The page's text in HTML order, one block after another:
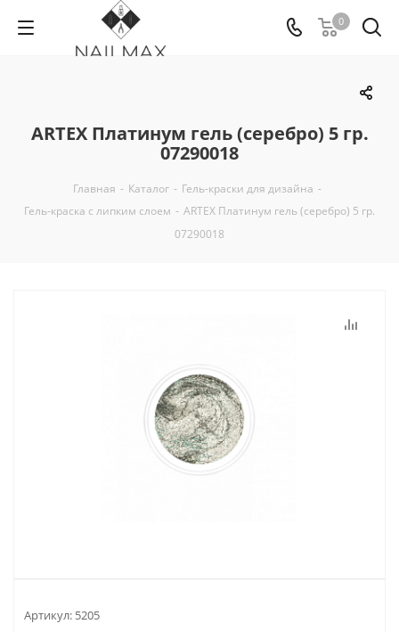
0
ARTEX Платинум гель (серебро) 5 гр.
07290018
Главная - Каталог - Гель-краски для дизайна -
Гель-краска с липким слоем - ARTEX Платинум гель (серебро) 5 гр.
07290018
Артикул: 5205